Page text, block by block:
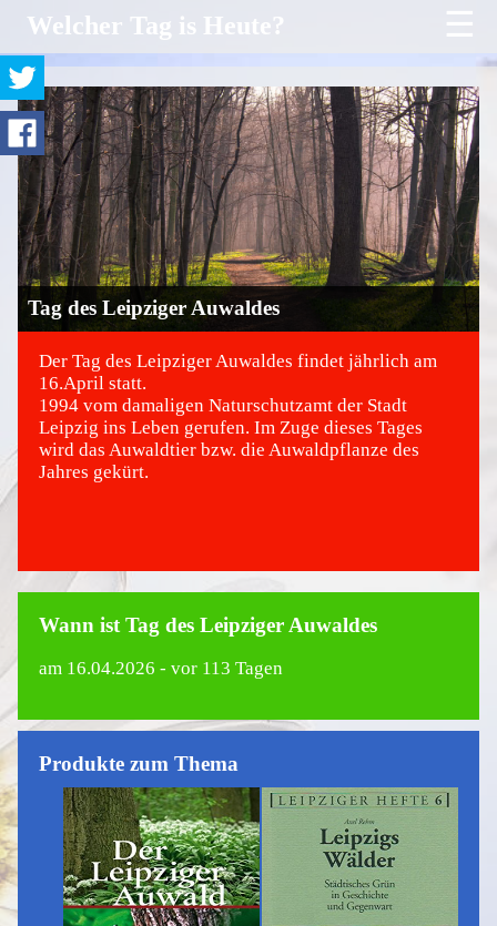
Welcher Tag is Heute? ☰
Tag des Leipziger Auwaldes
©
Der Tag des Leipziger Auwaldes findet jährlich am
16.April statt.
1994 vom damaligen Naturschutzamt der Stadt
Leipzig ins Leben gerufen. Im Zuge dieses Tages
wird das Auwaldtier bzw. die Auwaldpflanze des
Jahres gekürt.
Wann ist Tag des Leipziger Auwaldes
am 16.04.2026 - vor 113 Tagen
Produkte zum Thema